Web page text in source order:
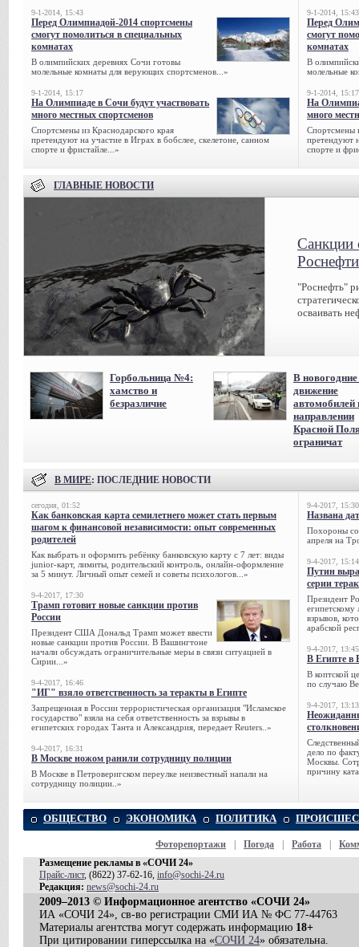
9-1-2014, 15:43
Перед Олимпиадой-2014 спортсмены
смогут помолиться в специальных
комнатах
В олимпийских деревнях Сочи готовы
молельные комнаты для верующих спортсменов...»
9-1-2014, 15:17
На Олимпиаде в Сочи будут участвовать
много местных спортсменов
Спортсмены из Краснодарского края
претендуют на участие в Играх в бобслее, скелетоне, санном
спорте и фристайле...»
9-1-2014, 15:43
Перед
смогут
комнатах
В
молельные
9-1-2014, 15:17
На
много
Спортсмены
претендуют
спорте и
ГЛАВНЫЕ НОВОСТИ
Санкции
Роснефти
"Роснефть"
осваивать
Горбольница №4:
хамство и
безразличие
В
движение
автомобилей
направлении
Красной
ограничат
В МИРЕ: ПОСЛЕДНИЕ НОВОСТИ
сегодня, 01:52
Как банковская карта семилетнего может стать первым
шагом к финансовой независимости: опыт современных
родителей
Как выбрать и оформить ребёнку банковскую карту с 7 лет: виды
junior-карт, лимиты, родительский контроль, онлайн-оформление
за 5 минут. Личный опыт семей и советы психологов...»
9-4-2017, 17:30
Трамп готовит новые санкции против
России
Президент США Дональд Трамп может ввести
новые санкции против России. В Вашингтоне
начали обсуждать ограничительные меры в связи ситуацией в
Сирии...»
9-4-2017, 16:46
"ИГ" взяло ответственность за теракты в Египте
Запрещенная в России террористическая организация "Исламское
государство" взяла на себя ответственность за взрывы в
египетских городах Танта и Александрия, передает Reuters..»
9-4-2017, 16:31
В Москве ножом ранили сотрудницу полиции
В Москве в Петроверигском переулке неизвестный напали на
сотрудницу полиции..»
9-4-2017, 15:30
Названа
Похороны
апреля на
9-4-2017, 15:14
Путин
серии
Президент
египетскому
взрывов,
арабской
9-4-2017, 13:45
В Египте в
В коптской
по случаю
9-4-2017, 13:13
дело по
Москвы.
причину
ОБЩЕСТВО ЭКОНОМИКА ПОЛИТИКА
Фоторепортажи Погода Работа
Размещение рекламы в «СОЧИ 24»
Прайс-лист, (8622) 37-62-16, info@sochi-24.ru
Редакция: news@sochi-24.ru
2009–2013 © Информационное агентство «СОЧИ 24»
ИА «СОЧИ 24», св-во регистрации СМИ ИА № ФС 77-44763
Материалы агентства могут содержать информацию 18+
При цитировании гиперссылка на «СОЧИ 24» обязательна.